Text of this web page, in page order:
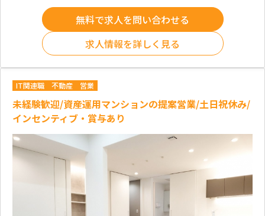
無料で求人を問い合わせる
求人情報を詳しく見る
IT関連職 不動産 営業
未経験歓迎/資産運用マンションの提案営業/土日祝休み/
インセンティブ・賞与あり